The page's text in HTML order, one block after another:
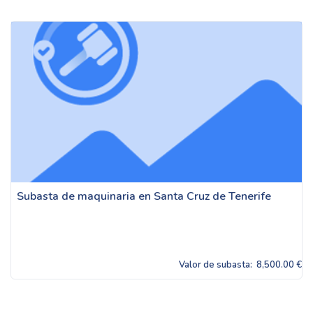
Subasta de maquinaria en Santa Cruz de Tenerife
Valor de subasta: 8,500.00 €